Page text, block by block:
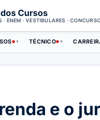
Cursos
· ENEM · VESTIBULARES ·
▾ TÉCNICO ▾
e o